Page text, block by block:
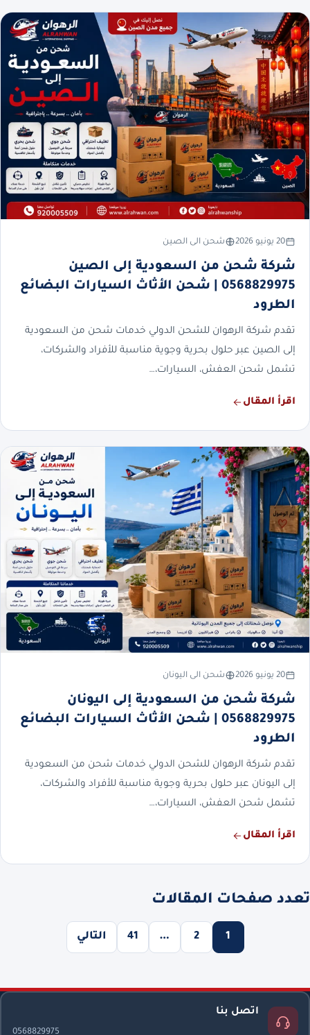
20 يونيو 2026 شحن الى الصين
شركة شحن من السعودية إلى الصين
0568829975 | شحن الأثاث السيارات البضائع
الطرود
تقدم شركة الرهوان للشحن الدولي خدمات شحن من السعودية
إلى الصين عبر حلول بحرية وجوية مناسبة للأفراد والشركات،
تشمل شحن العفش، السيارات،…
اقرأ المقال
20 يونيو 2026 شحن الى اليونان
شركة شحن من السعودية إلى اليونان
0568829975 | شحن الأثاث السيارات البضائع
الطرود
تقدم شركة الرهوان للشحن الدولي خدمات شحن من السعودية
إلى اليونان عبر حلول بحرية وجوية مناسبة للأفراد والشركات،
تشمل شحن العفش، السيارات،…
اقرأ المقال
تعدد صفحات المقالات
1
2
…
41 التالي
اتصل بنا
0568829975